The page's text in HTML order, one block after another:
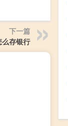
下一篇
存银行